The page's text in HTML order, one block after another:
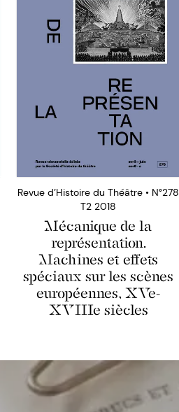
Revue d’Histoire du Théâtre • N°278
T2 2018
Mécanique de la
représentation.
Machines et effets
spéciaux sur les scènes
européennes, XVe-
XVIIIe siècles